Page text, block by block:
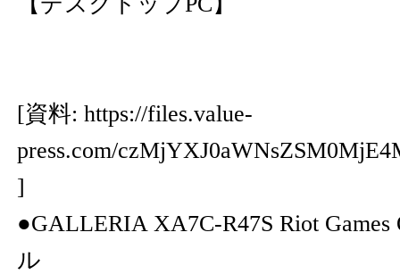
[資料: https://files.value-
press.com/
]
●GALLERIA XA7C-R47S Riot
ル